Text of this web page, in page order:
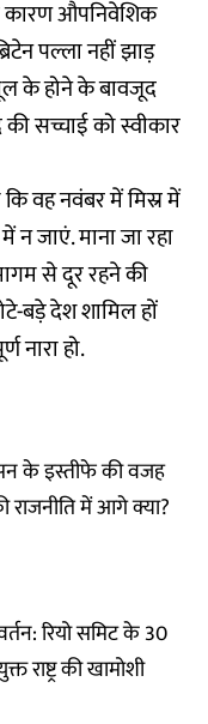
कारण औपनिवेशिक
पल्ला नहीं झाड़
के होने के बावजूद
सच्चाई को स्वीकार
वह नवंबर में मिस्र में
जाएं. माना जा रहा
से दूर रहने की
बड़े देश शामिल हों
नारा हो.
के इस्तीफे की वजह
राजनीति में आगे क्या?
रियो समिट के 30
राष्ट्र की खामोशी